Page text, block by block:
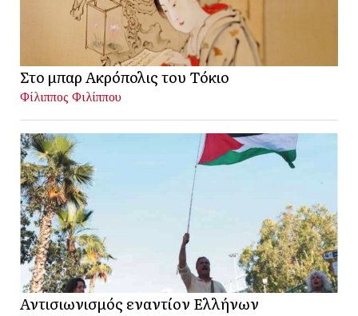
Στο μπαρ Ακρόπολις του Τόκιο
Φίλιππος Φιλίππου
Αντισιωνισμός εναντίον Ελλήνων